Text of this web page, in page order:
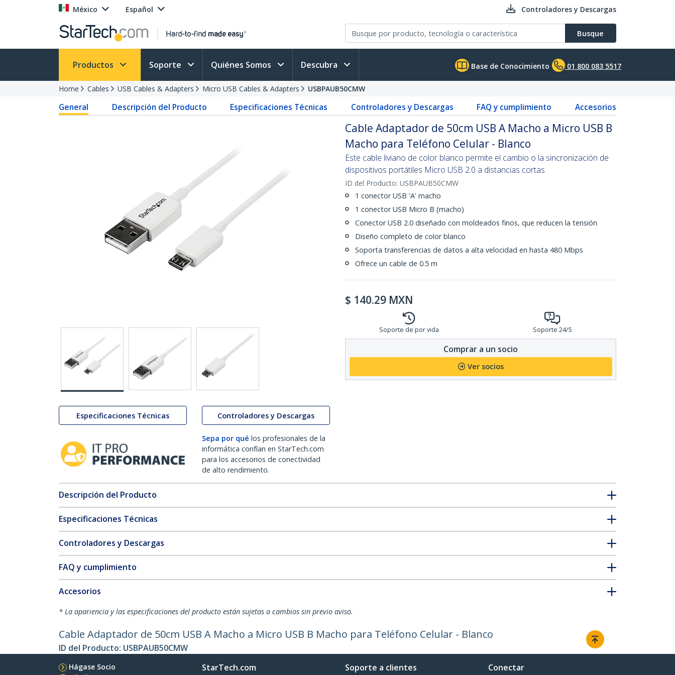
México Español Controladores y Descargas
Busque
Productos Soporte Quiénes Somos Descubra Base de Conocimiento 01 800 083 5517
Home Cables USB Cables & Adapters Micro USB Cables & Adapters USBPAUB50CMW
General Descripción del Producto Especificaciones Técnicas Controladores y Descargas FAQ y cumplimiento Accesorios
Especificaciones Técnicas Controladores y Descargas
Sepa por qué los profesionales de la
informática confían en StarTech.com
para los accesorios de conectividad
de alto rendimiento.
Cable Adaptador de 50cm USB A Macho a Micro USB B
Macho para Teléfono Celular - Blanco
Este cable liviano de color blanco permite el cambio o la sincronización de
dispositivos portátiles Micro USB 2.0 a distancias cortas
ID del Producto: USBPAUB50CMW
1 conector USB 'A' macho
1 conector USB Micro B (macho)
Conector USB 2.0 diseñado con moldeados finos, que reducen la tensión
Diseño completo de color blanco
Soporta transferencias de datos a alta velocidad en hasta 480 Mbps
Ofrece un cable de 0.5 m
$ 140.29 MXN
Soporte de por vida Soporte 24/5
Comprar a un socio
Ver socios
Descripción del Producto
Especificaciones Técnicas
Controladores y Descargas
FAQ y cumplimiento
Accesorios
* La apariencia y las especificaciones del producto están sujetas a cambios sin previo aviso.
Cable Adaptador de 50cm USB A Macho a Micro USB B Macho para Teléfono Celular - Blanco
ID del Producto: USBPAUB50CMW
Hágase Socio
StarTech.com Soporte a clientes Conectar